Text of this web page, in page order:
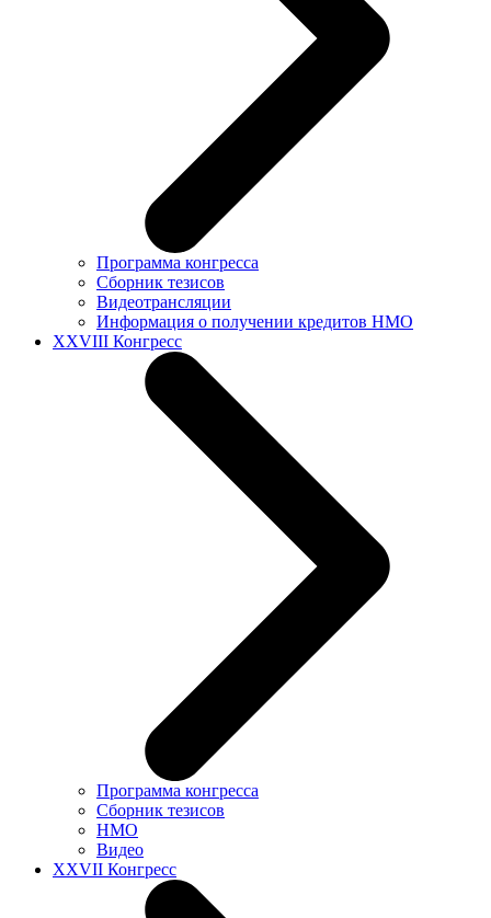
Программа конгресса
Сборник тезисов
Видеотрансляции
Информация о получении кредитов НМО
XXVIII Конгресс
Программа конгресса
Сборник тезисов
НМО
Видео
XXVII Конгресс